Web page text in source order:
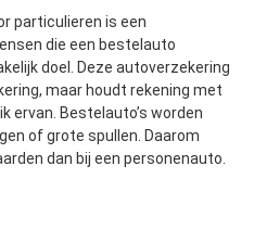
particulieren is een
die een bestelauto
doel. Deze autoverzekering
maar houdt rekening met
ervan. Bestelauto’s worden
of grote spullen. Daarom
dan bij een personenauto.